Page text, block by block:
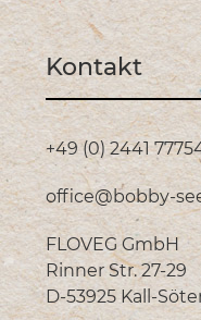
Kontakt
+49 (0) 2441
office@bobby-
FLOVEG GmbH
Rinner Str. 27-29
D-53925 Kall-